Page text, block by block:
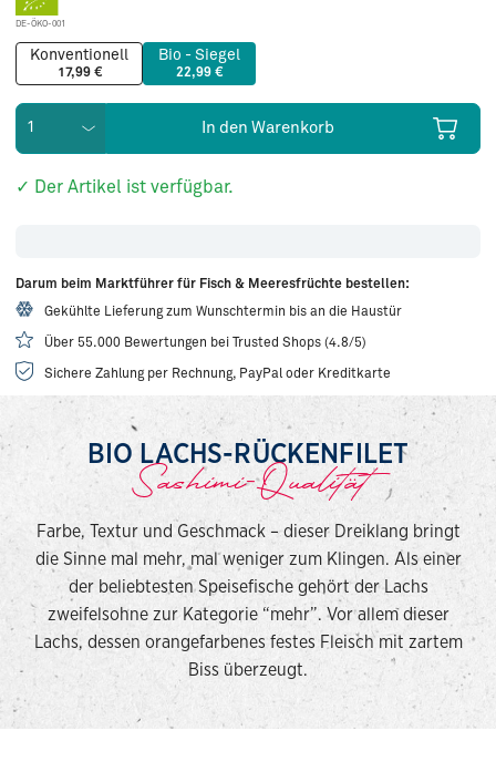
DE-ÖKO-001
Konventionell
17,99 €
Bio - Siegel
22,99 €
In den Warenkorb
✓ Der Artikel ist verfügbar.
Darum beim Marktführer für Fisch & Meeresfrüchte bestellen:
Gekühlte Lieferung zum Wunschtermin bis an die Haustür
Über 55.000 Bewertungen bei Trusted Shops (4.8/5)
Sichere Zahlung per Rechnung, PayPal oder Kreditkarte
BIO LACHS-RÜCKENFILET
Sashimi-Qualität
Farbe, Textur und Geschmack – dieser Dreiklang bringt
die Sinne mal mehr, mal weniger zum Klingen. Als einer
der beliebtesten Speisefische gehört der Lachs
zweifelsohne zur Kategorie “mehr”. Vor allem dieser
Lachs, dessen orangefarbenes festes Fleisch mit zartem
Biss überzeugt.